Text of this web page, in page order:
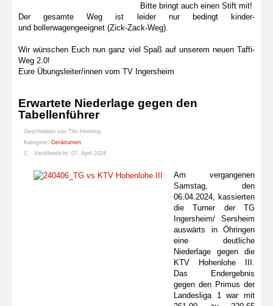
Bitte bringt auch einen Stift mit!
Der gesamte Weg ist leider nur bedingt kinder-
und bollerwagengeeignet (Zick-Zack-Weg).
Wir wünschen Euch nun ganz viel Spaß auf unserem neuen Taffi-
Weg 2.0!
Eure Übungsleiter/innen vom TV Ingersheim
Erwartete Niederlage gegen den
Tabellenführer
Geschrieben von Tim Henning
Kategorie: Gerätturnen
Veröffentlicht: 07. April 2024
Am vergangenen
Samstag, den
06.04.2024, kassierten
die Turner der TG
Ingersheim/ Sersheim
auswärts in Öhringen
eine deutliche
Niederlage gegen die
KTV Hohenlohe III.
Das Endergebnis
gegen den Primus der
Landesliga 1 war mit